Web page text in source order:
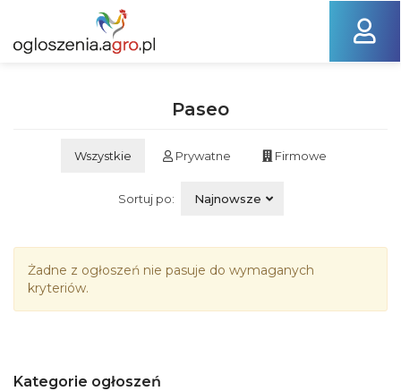
Paseo
Wszystkie Prywatne Firmowe
Sortuj po: Najnowsze
Żadne z ogłoszeń nie pasuje do wymaganych
kryteriów.
Kategorie ogłoszeń